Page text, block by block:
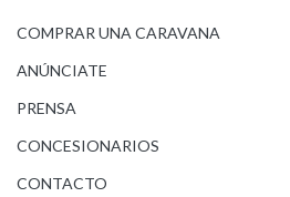
COMPRAR UNA CARAVANA
ANÚNCIATE
PRENSA
CONCESIONARIOS
CONTACTO